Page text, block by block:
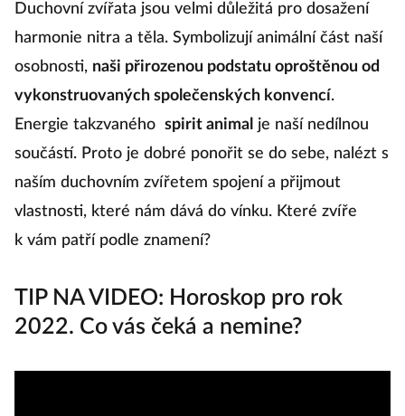
Duchovní zvířata jsou velmi důležitá pro dosažení
harmonie nitra a těla. Symbolizují animální část naší
osobnosti, naši přirozenou podstatu oproštěnou od
vykonstruovaných společenských konvencí.
Energie takzvaného spirit animal je naší nedílnou
součástí. Proto je dobré ponořit se do sebe, nalézt s
naším duchovním zvířetem spojení a přijmout
vlastnosti, které nám dává do vínku. Které zvíře
k vám patří podle znamení?
TIP NA VIDEO: Horoskop pro rok
2022. Co vás čeká a nemine?